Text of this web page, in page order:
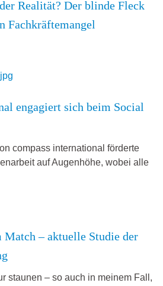
Realität? Der blinde Fleck
Fachkräftemangel
engagiert sich beim Social
compass international förderte
auf Augenhöhe, wobei alle
– aktuelle Studie der
staunen – so auch in meinem Fall,